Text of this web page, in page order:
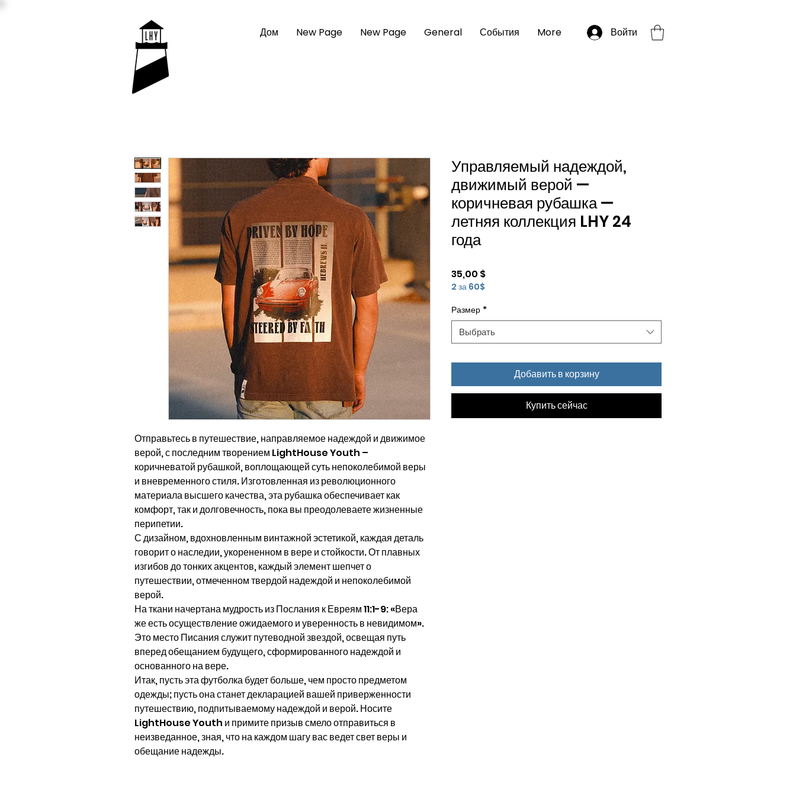
Дом New Page New Page General События More Войти
Отправьтесь в путешествие, направляемое надеждой и движимое
верой, с последним творением LightHouse Youth –
коричневатой рубашкой, воплощающей суть непоколебимой веры
и вневременного стиля. Изготовленная из революционного
материала высшего качества, эта рубашка обеспечивает как
комфорт, так и долговечность, пока вы преодолеваете жизненные
перипетии.
С дизайном, вдохновленным винтажной эстетикой, каждая деталь
говорит о наследии, укорененном в вере и стойкости. От плавных
изгибов до тонких акцентов, каждый элемент шепчет о
путешествии, отмеченном твердой надеждой и непоколебимой
верой.
На ткани начертана мудрость из Послания к Евреям 11:1-9: «Вера
же есть осуществление ожидаемого и уверенность в невидимом».
Это место Писания служит путеводной звездой, освещая путь
вперед обещанием будущего, сформированного надеждой и
основанного на вере.
Итак, пусть эта футболка будет больше, чем просто предметом
одежды; пусть она станет декларацией вашей приверженности
путешествию, подпитываемому надеждой и верой. Носите
LightHouse Youth и примите призыв смело отправиться в
неизведанное, зная, что на каждом шагу вас ведет свет веры и
обещание надежды.
Управляемый надеждой,
движимый верой —
коричневая рубашка —
летняя коллекция LHY 24
года
35,00 $Цена
2 за 60$
Размер *
Выбрать
Добавить в корзину
Купить сейчас